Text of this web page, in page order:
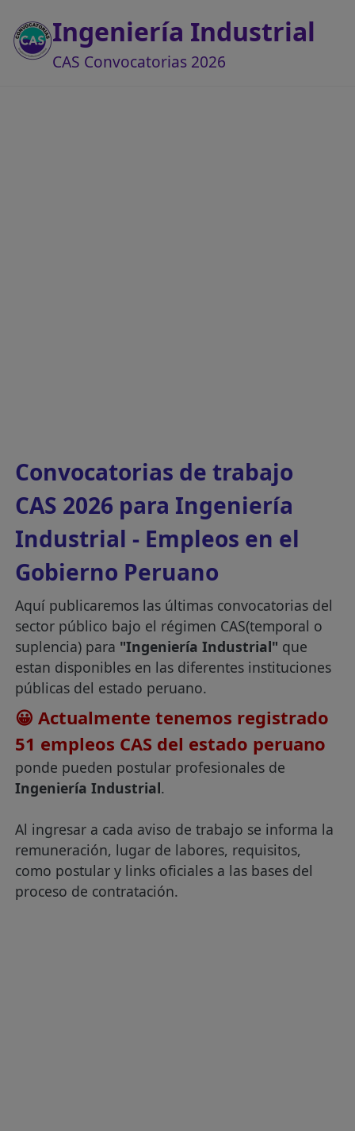
Ingeniería Industrial
CAS Convocatorias 2026
Convocatorias de trabajo
CAS 2026 para Ingeniería
Industrial - Empleos en el
Gobierno Peruano
Aquí publicaremos las últimas convocatorias del
sector público bajo el régimen CAS(temporal o
suplencia) para "Ingeniería Industrial" que
estan disponibles en las diferentes instituciones
públicas del estado peruano.
😀 Actualmente tenemos registrado
51 empleos CAS del estado peruano
ponde pueden postular profesionales de
Ingeniería Industrial.
Al ingresar a cada aviso de trabajo se informa la
remuneración, lugar de labores, requisitos,
como postular y links oficiales a las bases del
proceso de contratación.